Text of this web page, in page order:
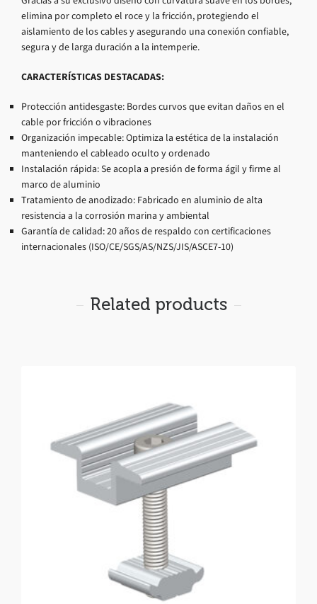
elimina por completo el roce y la fricción, protegiendo el
aislamiento de los cables y asegurando una conexión confiable,
segura y de larga duración a la intemperie.
CARACTERÍSTICAS DESTACADAS:
Protección antidesgaste: Bordes curvos que evitan daños en el
cable por fricción o vibraciones
Organización impecable: Optimiza la estética de la instalación
manteniendo el cableado oculto y ordenado
Instalación rápida: Se acopla a presión de forma ágil y firme al
marco de aluminio
Tratamiento de anodizado: Fabricado en aluminio de alta
resistencia a la corrosión marina y ambiental
Garantía de calidad: 20 años de respaldo con certificaciones
internacionales (ISO/CE/SGS/AS/NZS/JIS/ASCE7-10)
Related products